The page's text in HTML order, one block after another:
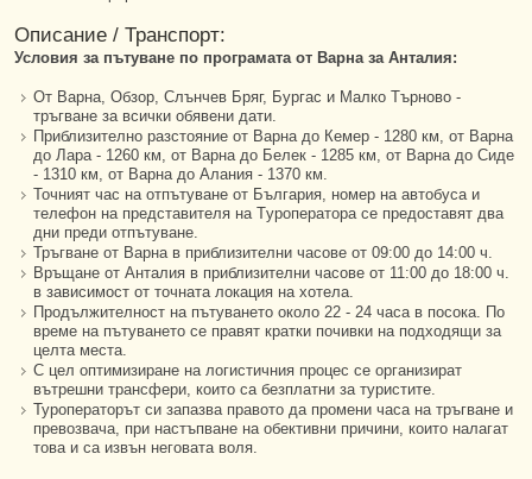
Описание / Транспорт:
Условия за пътуване по програмата от Варна за Анталия:
От Варна, Обзор, Слънчев Бряг, Бургас и Малко Търново -
тръгване за всички обявени дати.
Приблизително разстояние от Варна до Кемер - 1280 км, от Варна
до Лара - 1260 км, от Варна до Белек - 1285 км, от Варна до Сиде
- 1310 км, от Варна до Алания - 1370 км.
Точният час на отпътуване от България, номер на автобуса и
телефон на представителя на Tуроператора се предоставят два
дни преди отпътуване.
Тръгване от Варна в приблизителни часове от 09:00 до 14:00 ч.
Връщане от Анталия в приблизителни часове от 11:00 до 18:00 ч.
в зависимост от точната локация на хотела.
Продължителност на пътуването около 22 - 24 часа в посока. По
време на пътуването се правят кратки почивки на подходящи за
целта места.
С цел оптимизиране на логистичния процес се организират
вътрешни трансфери, които са безплатни за туристите.
Туроператорът си запазва правото да промени часа на тръгване и
превозвача, при настъпване на обективни причини, които налагат
това и са извън неговата воля.